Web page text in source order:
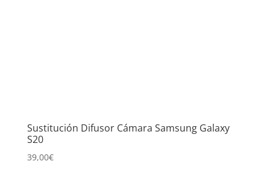
Sustitución Difusor Cámara Samsung Galaxy
S20
39,00€